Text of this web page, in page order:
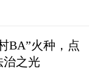
BA”火种，点
治之光